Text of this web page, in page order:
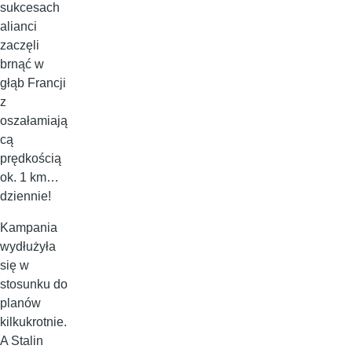
sukcesach
alianci
zaczęli
brnąć w
głąb Francji
z
oszałamiają
cą
prędkością
ok. 1 km…
dziennie!
Kampania
wydłużyła
się w
stosunku do
planów
kilkukrotnie.
A Stalin